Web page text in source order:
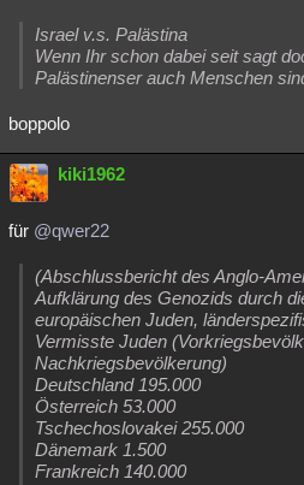
Israel v.s. Palästina
Wenn Ihr schon dabei seit sagt
Palästinenser auch Menschen
boppolo
kiki1962
für @qwer22
(Abschlussbericht des Anglo-
Aufklärung des Genozids durch
europäischen Juden,
Vermisste Juden
Nachkriegsbevölkerung)
Deutschland 195.000
Österreich 53.000
Tschechoslovakei 255.000
Dänemark 1.500
Frankreich 140.000